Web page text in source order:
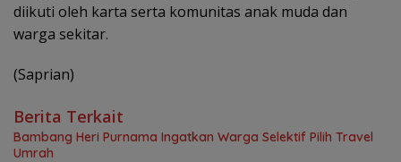
diikuti oleh karta serta komunitas anak muda dan
warga sekitar.
(Saprian)
Berita Terkait
Bambang Heri Purnama Ingatkan Warga Selektif Pilih Travel
Umrah